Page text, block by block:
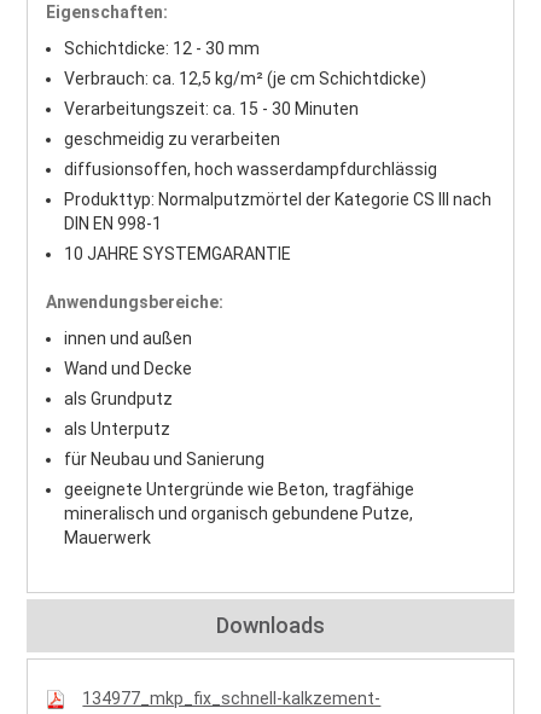
Eigenschaften:
Schichtdicke: 12 - 30 mm
Verbrauch: ca. 12,5 kg/m² (je cm Schichtdicke)
Verarbeitungszeit: ca. 15 - 30 Minuten
geschmeidig zu verarbeiten
diffusionsoffen, hoch wasserdampfdurchlässig
Produkttyp: Normalputzmörtel der Kategorie CS III nach
DIN EN 998-1
10 JAHRE SYSTEMGARANTIE
Anwendungsbereiche:
innen und außen
Wand und Decke
als Grundputz
als Unterputz
für Neubau und Sanierung
geeignete Untergründe wie Beton, tragfähige
mineralisch und organisch gebundene Putze,
Mauerwerk
Downloads
134977_mkp_fix_schnell-kalkzement-